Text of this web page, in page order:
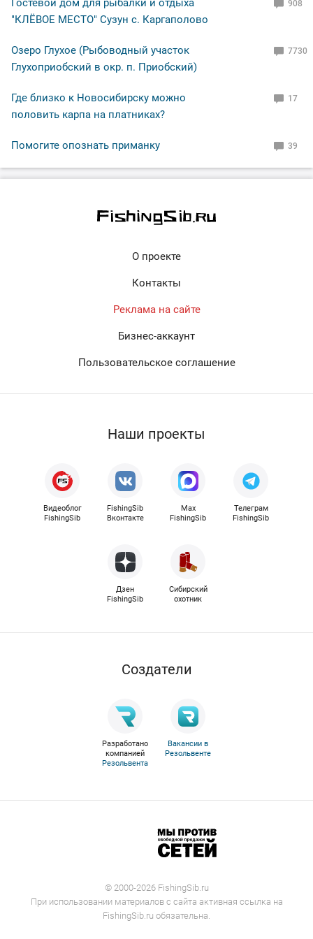
Гостевой дом для рыбалки и отдыха
"КЛЁВОЕ МЕСТО" Сузун с. Каргаполово
908
Озеро Глухое (Рыбоводный участок
Глухоприобский в окр. п. Приобский)
7730
Где близко к Новосибирску можно
половить карпа на платниках?
17
Помогите опознать приманку 39
О проекте
Контакты
Реклама на сайте
Бизнес-аккаунт
Пользовательское соглашение
Наши проекты
Видеоблог
FishingSib
FishingSib
Вконтакте
Max
FishingSib
Телеграм
FishingSib
Дзен
FishingSib
Сибирский
охотник
Cоздатели
Разработано
компанией
Резольвента
Вакансии в
Резольвенте
© 2000-2026 FishingSib.ru
При использовании материалов с сайта активная ссылка на
FishingSib.ru обязательна.